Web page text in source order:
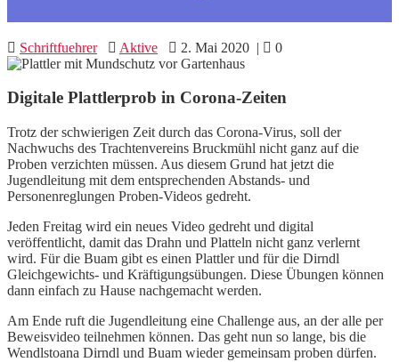
Schriftfuehrer Aktive 2. Mai 2020 | 0
Digitale Plattlerprob in Corona-Zeiten
Trotz der schwierigen Zeit durch das Corona-Virus, soll der
Nachwuchs des Trachtenvereins Bruckmühl nicht ganz auf die
Proben verzichten müssen. Aus diesem Grund hat jetzt die
Jugendleitung mit dem entsprechenden Abstands- und
Personenreglungen Proben-Videos gedreht.
Jeden Freitag wird ein neues Video gedreht und digital
veröffentlicht, damit das Drahn und Platteln nicht ganz verlernt
wird. Für die Buam gibt es einen Plattler und für die Dirndl
Gleichgewichts- und Kräftigungsübungen. Diese Übungen können
dann einfach zu Hause nachgemacht werden.
Am Ende ruft die Jugendleitung eine Challenge aus, an der alle per
Beweisvideo teilnehmen können. Das geht nun so lange, bis die
Wendlstoana Dirndl und Buam wieder gemeinsam proben dürfen.